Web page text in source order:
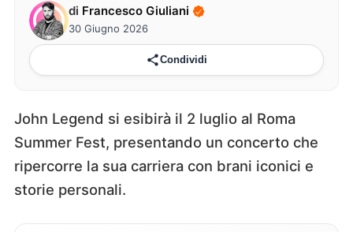
di Francesco Giuliani
30 Giugno 2026
Condividi
John Legend si esibirà il 2 luglio al Roma
Summer Fest, presentando un concerto che
ripercorre la sua carriera con brani iconici e
storie personali.